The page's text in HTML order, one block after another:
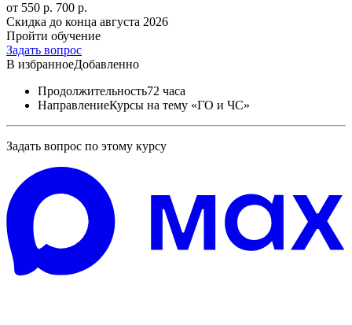
от 550 р. 700 р.
Скидка до конца августа 2026
Пройти обучение
Задать вопрос
В избранноеДобавленно
Продолжительность72 часа
НаправлениеКурсы на тему «ГО и ЧС»
Задать вопрос по этому курсу